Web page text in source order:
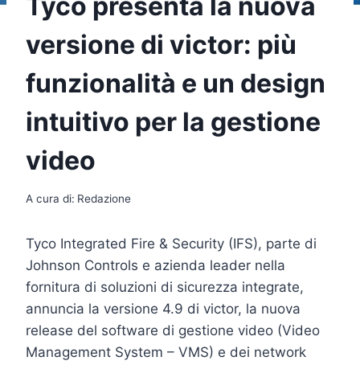
versione di victor: più
funzionalità e un design
intuitivo per la gestione
video
A cura di: Redazione
Tyco Integrated Fire & Security (IFS), parte di
Johnson Controls e azienda leader nella
fornitura di soluzioni di sicurezza integrate,
annuncia la versione 4.9 di victor, la nuova
release del software di gestione video (Video
Management System – VMS) e dei network